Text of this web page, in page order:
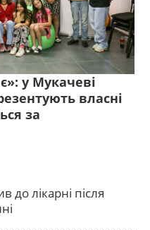
у Мукачеві
власні
за
до лікарні після